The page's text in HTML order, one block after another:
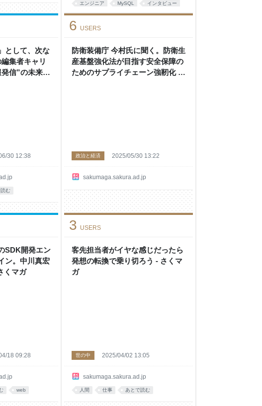
エンジニア MySQL インタビュー
企業 Database インターネット
資料
として、次な
集者キャリ
信”の未来 -
30 12:38
む
防衛装備庁 今村氏に聞く。防衛生
産基盤強化法が目指す安全保障の
ためのサプライチェーン強靭化 -
6 USERS
sakumaga.sakura.ad.jp
政治と経済 2025/05/30 13:22
SDK開発エン
ン。中川真宏
くマガ
18 09:28
web
客先担当者がイヤな感じだったら
発想の転換で乗り切ろう - さくマ
ガ
3 USERS
sakumaga.sakura.ad.jp
世の中 2025/04/02 13:05
人間 仕事 あとで読む